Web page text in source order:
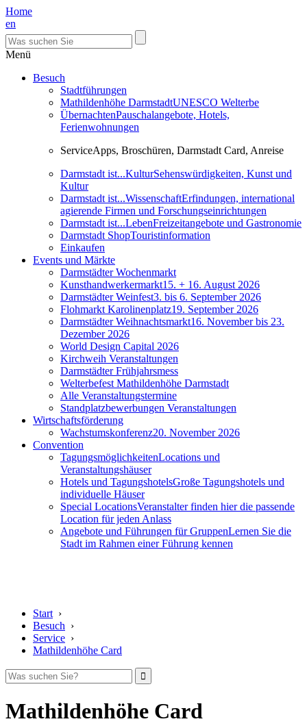
Home
en
Menü
Besuch
Stadtführungen
Mathildenhöhe DarmstadtUNESCO Welterbe
ÜbernachtenPauschalangebote, Hotels,
Ferienwohnungen
ServiceApps, Broschüren, Darmstadt Card, Anreise
Darmstadt ist...KulturSehenswürdigkeiten, Kunst und
Kultur
Darmstadt ist...WissenschaftErfindungen, international
agierende Firmen und Forschungseinrichtungen
Darmstadt ist...LebenFreizeitangebote und Gastronomie
Darmstadt ShopTouristinformation
Einkaufen
Events und Märkte
Darmstädter Wochenmarkt
Kunsthandwerkermarkt15. + 16. August 2026
Darmstädter Weinfest3. bis 6. September 2026
Flohmarkt Karolinenplatz19. September 2026
Darmstädter Weihnachtsmarkt16. November bis 23.
Dezember 2026
World Design Capital 2026
Kirchweih Veranstaltungen
Darmstädter Frühjahrsmess
Welterbefest Mathildenhöhe Darmstadt
Alle Veranstaltungstermine
Standplatzbewerbungen Veranstaltungen
Wirtschaftsförderung
Wachstumskonferenz20. November 2026
Convention
TagungsmöglichkeitenLocations und
Veranstaltungshäuser
Hotels und TagungshotelsGroße Tagungshotels und
individuelle Häuser
Special LocationsVeranstalter finden hier die passende
Location für jeden Anlass
Angebote und Führungen für GruppenLernen Sie die
Stadt im Rahmen einer Führung kennen
Start ›
Besuch ›
Service ›
Mathildenhöhe Card
Mathildenhöhe Card